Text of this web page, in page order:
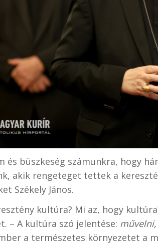
és büszkeség számunkra, hogy
akik rengeteget tettek a
Székely János.
kultúra? Mi az, hogy
– A kultúra szó jelentése:
a természetes környezetet a